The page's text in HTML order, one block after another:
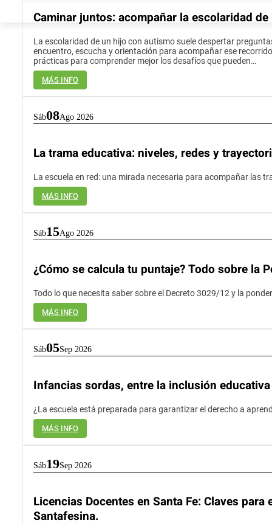
Caminar juntos: acompañar la escolaridad
La escolaridad de un hijo con autismo suele despertar
encuentro, escucha y orientación para acompañar ese
prácticas para comprender mejor los desafíos que pueden…
MÁS INFO
Sáb08Ago 2026
La trama educativa: niveles, redes y
La escuela en red: una mirada necesaria para acompañar las
MÁS INFO
Sáb15Ago 2026
¿Cómo se calcula tu puntaje? Todo sobre la
Todo lo que necesita saber sobre el Decreto 3029/12 y la
MÁS INFO
Sáb05Sep 2026
Infancias sordas, entre la inclusión
¿La escuela está preparada para garantizar el derecho a
MÁS INFO
Sáb19Sep 2026
Licencias Docentes en Santa Fe: Claves
Santafesina.